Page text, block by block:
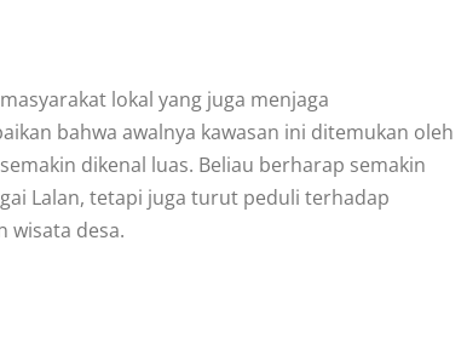
lokal yang juga menjaga
bahwa awalnya kawasan ini ditemukan oleh
dikenal luas. Beliau berharap semakin
Lalan, tetapi juga turut peduli terhadap
wisata desa.